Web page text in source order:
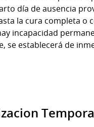
día de ausencia
la cura completa o
incapacidad
se establecerá de